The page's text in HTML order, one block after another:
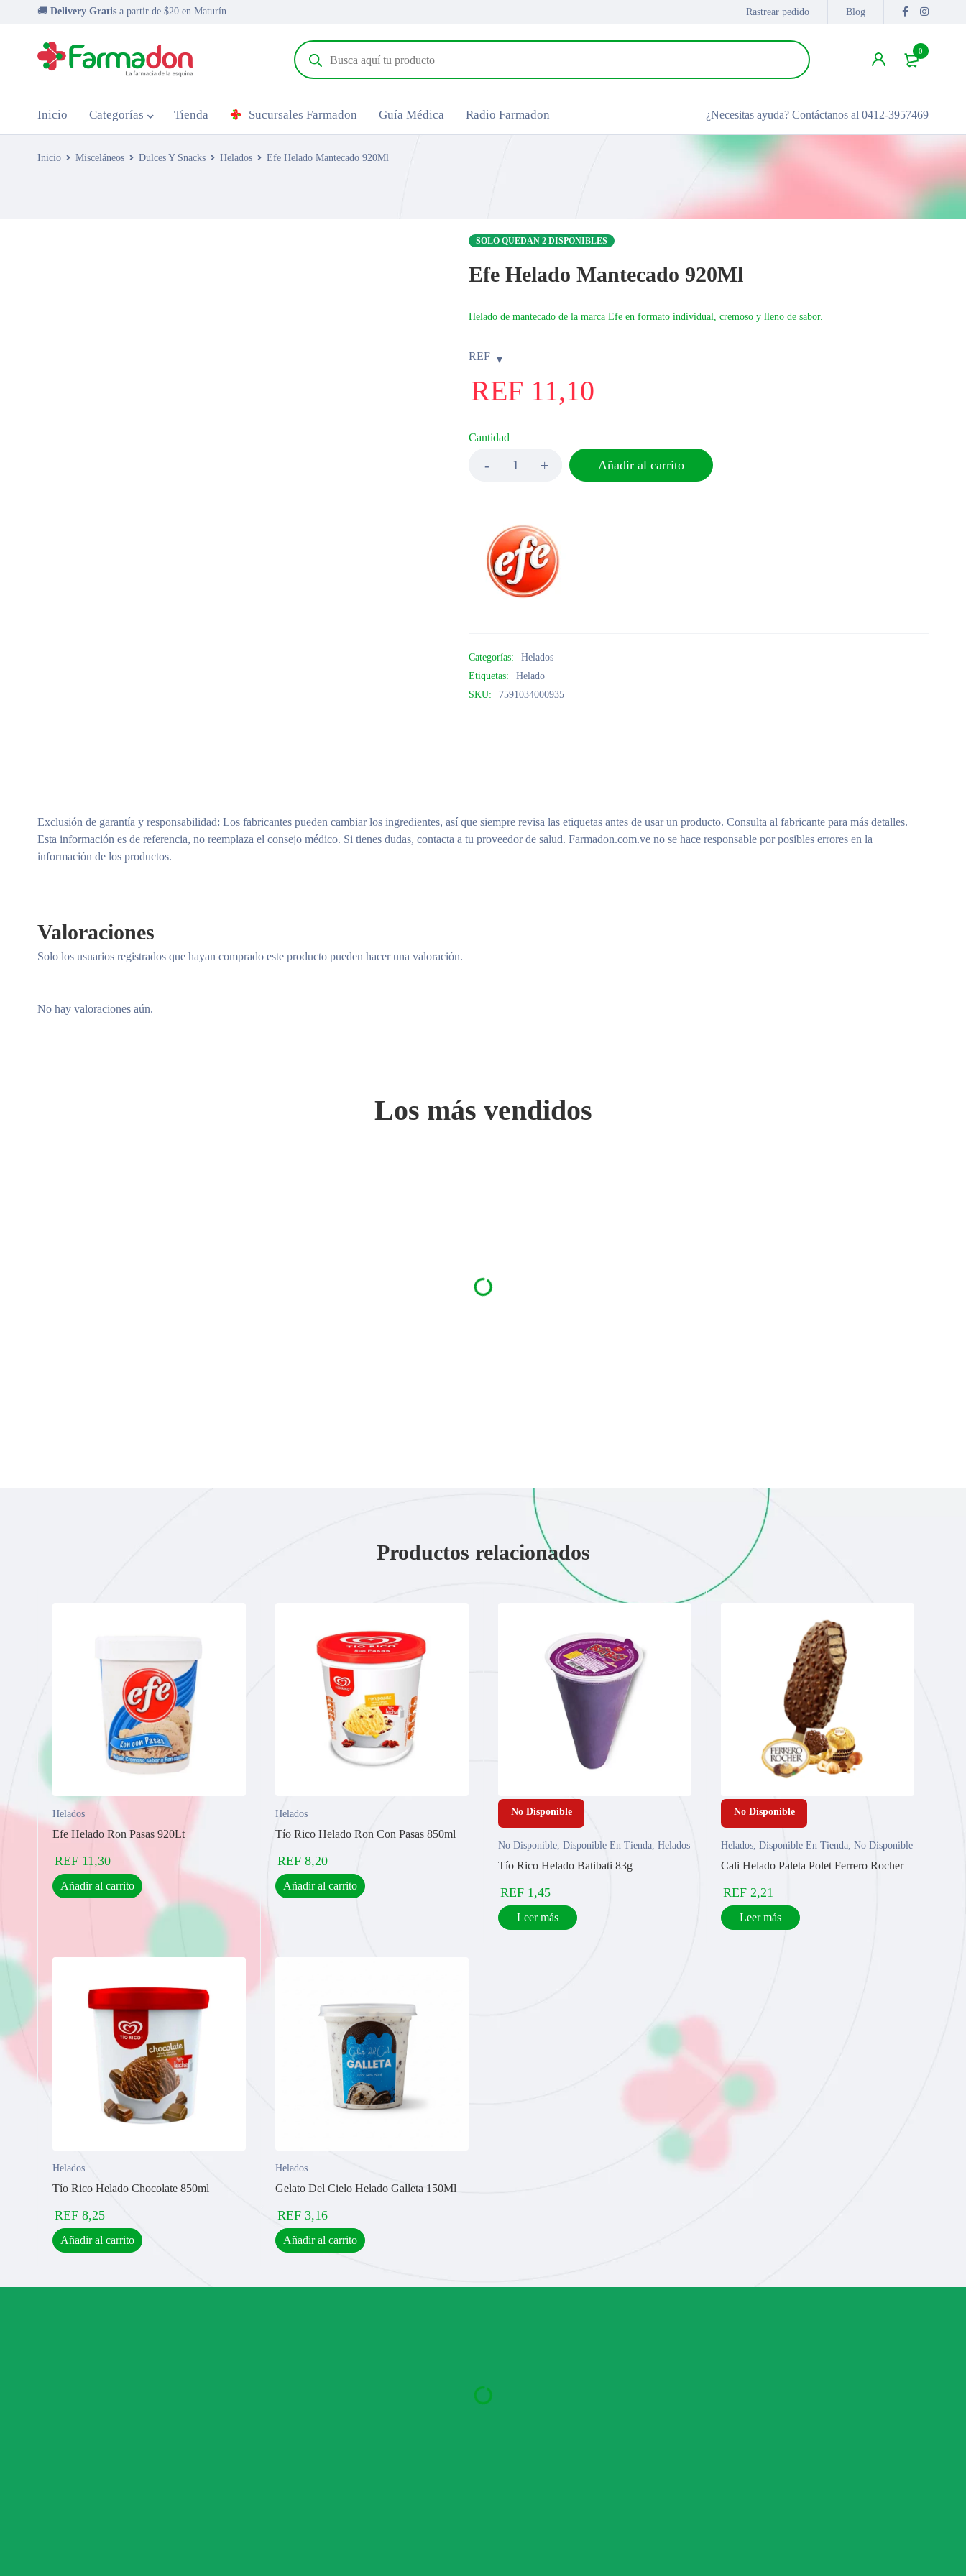
🚚 Delivery Gratis a partir de $20 en Maturín Rastrear pedido Blog
0
Inicio Categorías Tienda Sucursales Farmadon Guía Médica Radio Farmadon ¿Necesitas ayuda? Contáctanos al 0412-3957469
Inicio Misceláneos Dulces Y Snacks Helados Efe Helado Mantecado 920Ml
SOLO QUEDAN 2 DISPONIBLES
Efe Helado Mantecado 920Ml
Helado de mantecado de la marca Efe en formato individual, cremoso y lleno de sabor.
REF
REF 11,10
Cantidad
Añadir al carrito
Categorías:
Helados
Etiquetas:
Helado
SKU:
7591034000935
Exclusión de garantía y responsabilidad: Los fabricantes pueden cambiar los ingredientes, así que siempre revisa las etiquetas antes de usar un producto. Consulta al fabricante para más detalles.
Esta información es de referencia, no reemplaza el consejo médico. Si tienes dudas, contacta a tu proveedor de salud. Farmadon.com.ve no se hace responsable por posibles errores en la
información de los productos.
Valoraciones
No hay valoraciones aún.
Solo los usuarios registrados que hayan comprado este producto pueden hacer una valoración.
Los más vendidos
Productos relacionados
Helados
Efe Helado Ron Pasas 920Lt
REF 11,30
Añadir al carrito
Helados
Tío Rico Helado Ron Con Pasas 850ml
REF 8,20
Añadir al carrito
No Disponible
No Disponible, Disponible En Tienda, Helados
Tío Rico Helado Batibati 83g
REF 1,45
Leer más
No Disponible
Helados, Disponible En Tienda, No Disponible
Cali Helado Paleta Polet Ferrero Rocher
REF 2,21
Leer más
Helados
Tío Rico Helado Chocolate 850ml
REF 8,25
Añadir al carrito
Helados
Gelato Del Cielo Helado Galleta 150Ml
REF 3,16
Añadir al carrito